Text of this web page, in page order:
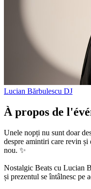
Lucian Bărbulescu DJ
À propos de
Unele nopți nu sunt doar
despre amintiri care revin și
nou. ✨
Nostalgic Beats cu Lucian
și prezentul se întâlnesc pe